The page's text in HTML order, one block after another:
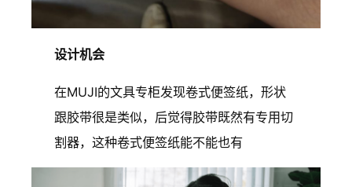
设计机会
在MUJI的文具专柜发现卷式便签纸，形状
跟胶带很是类似，后觉得胶带既然有专用切
割器，这种卷式便签纸能不能也有